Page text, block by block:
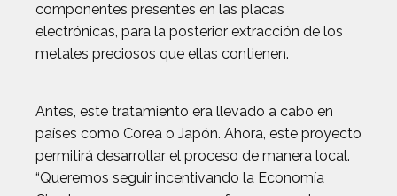
componentes presentes en las placas
electrónicas, para la posterior extracción de los
metales preciosos que ellas contienen.
Antes, este tratamiento era llevado a cabo en
países como Corea o Japón. Ahora, este proyecto
permitirá desarrollar el proceso de manera local.
“Queremos seguir incentivando la Economía